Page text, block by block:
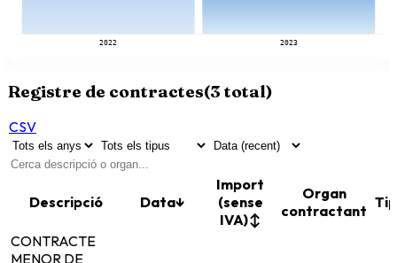
2022 2023
Registre de contractes(3 total)
CSV
Descripció Data↓
Import
(sense
IVA)↕
Organ
contractant
CONTRACTE
MENOR DE